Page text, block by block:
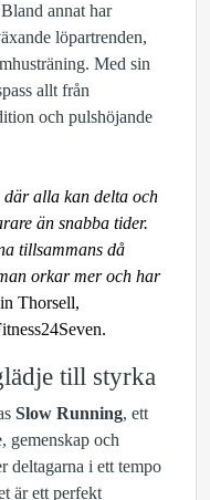
annat har
löpartrenden,
Med sin
allt från
och pulshöjande
alla kan delta och
än snabba tider.
tillsammans då
orkar mer och har
Thorsell,
till styrka
Slow Running, ett
gemenskap och
deltagarna i ett tempo
är ett perfekt